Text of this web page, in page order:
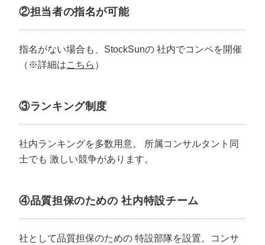
②担当者の指名が可能
指名がない場合も、StockSunの 社内でコンペを開催
（※詳細はこちら ）
③ランキング制度
社内ランキングを多数用意。
所属コンサルタント同
士でも 激しい競争があります。
④品質担保のための 社内特設チーム
社として品質担保のための 特設部隊を設置。コンサ